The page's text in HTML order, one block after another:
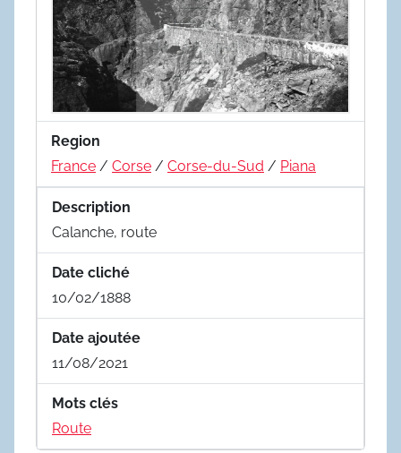
Region
France / Corse / Corse-du-Sud / Piana
Description
Calanche, route
Date cliché
10/02/1888
Date ajoutée
11/08/2021
Mots clés
Route